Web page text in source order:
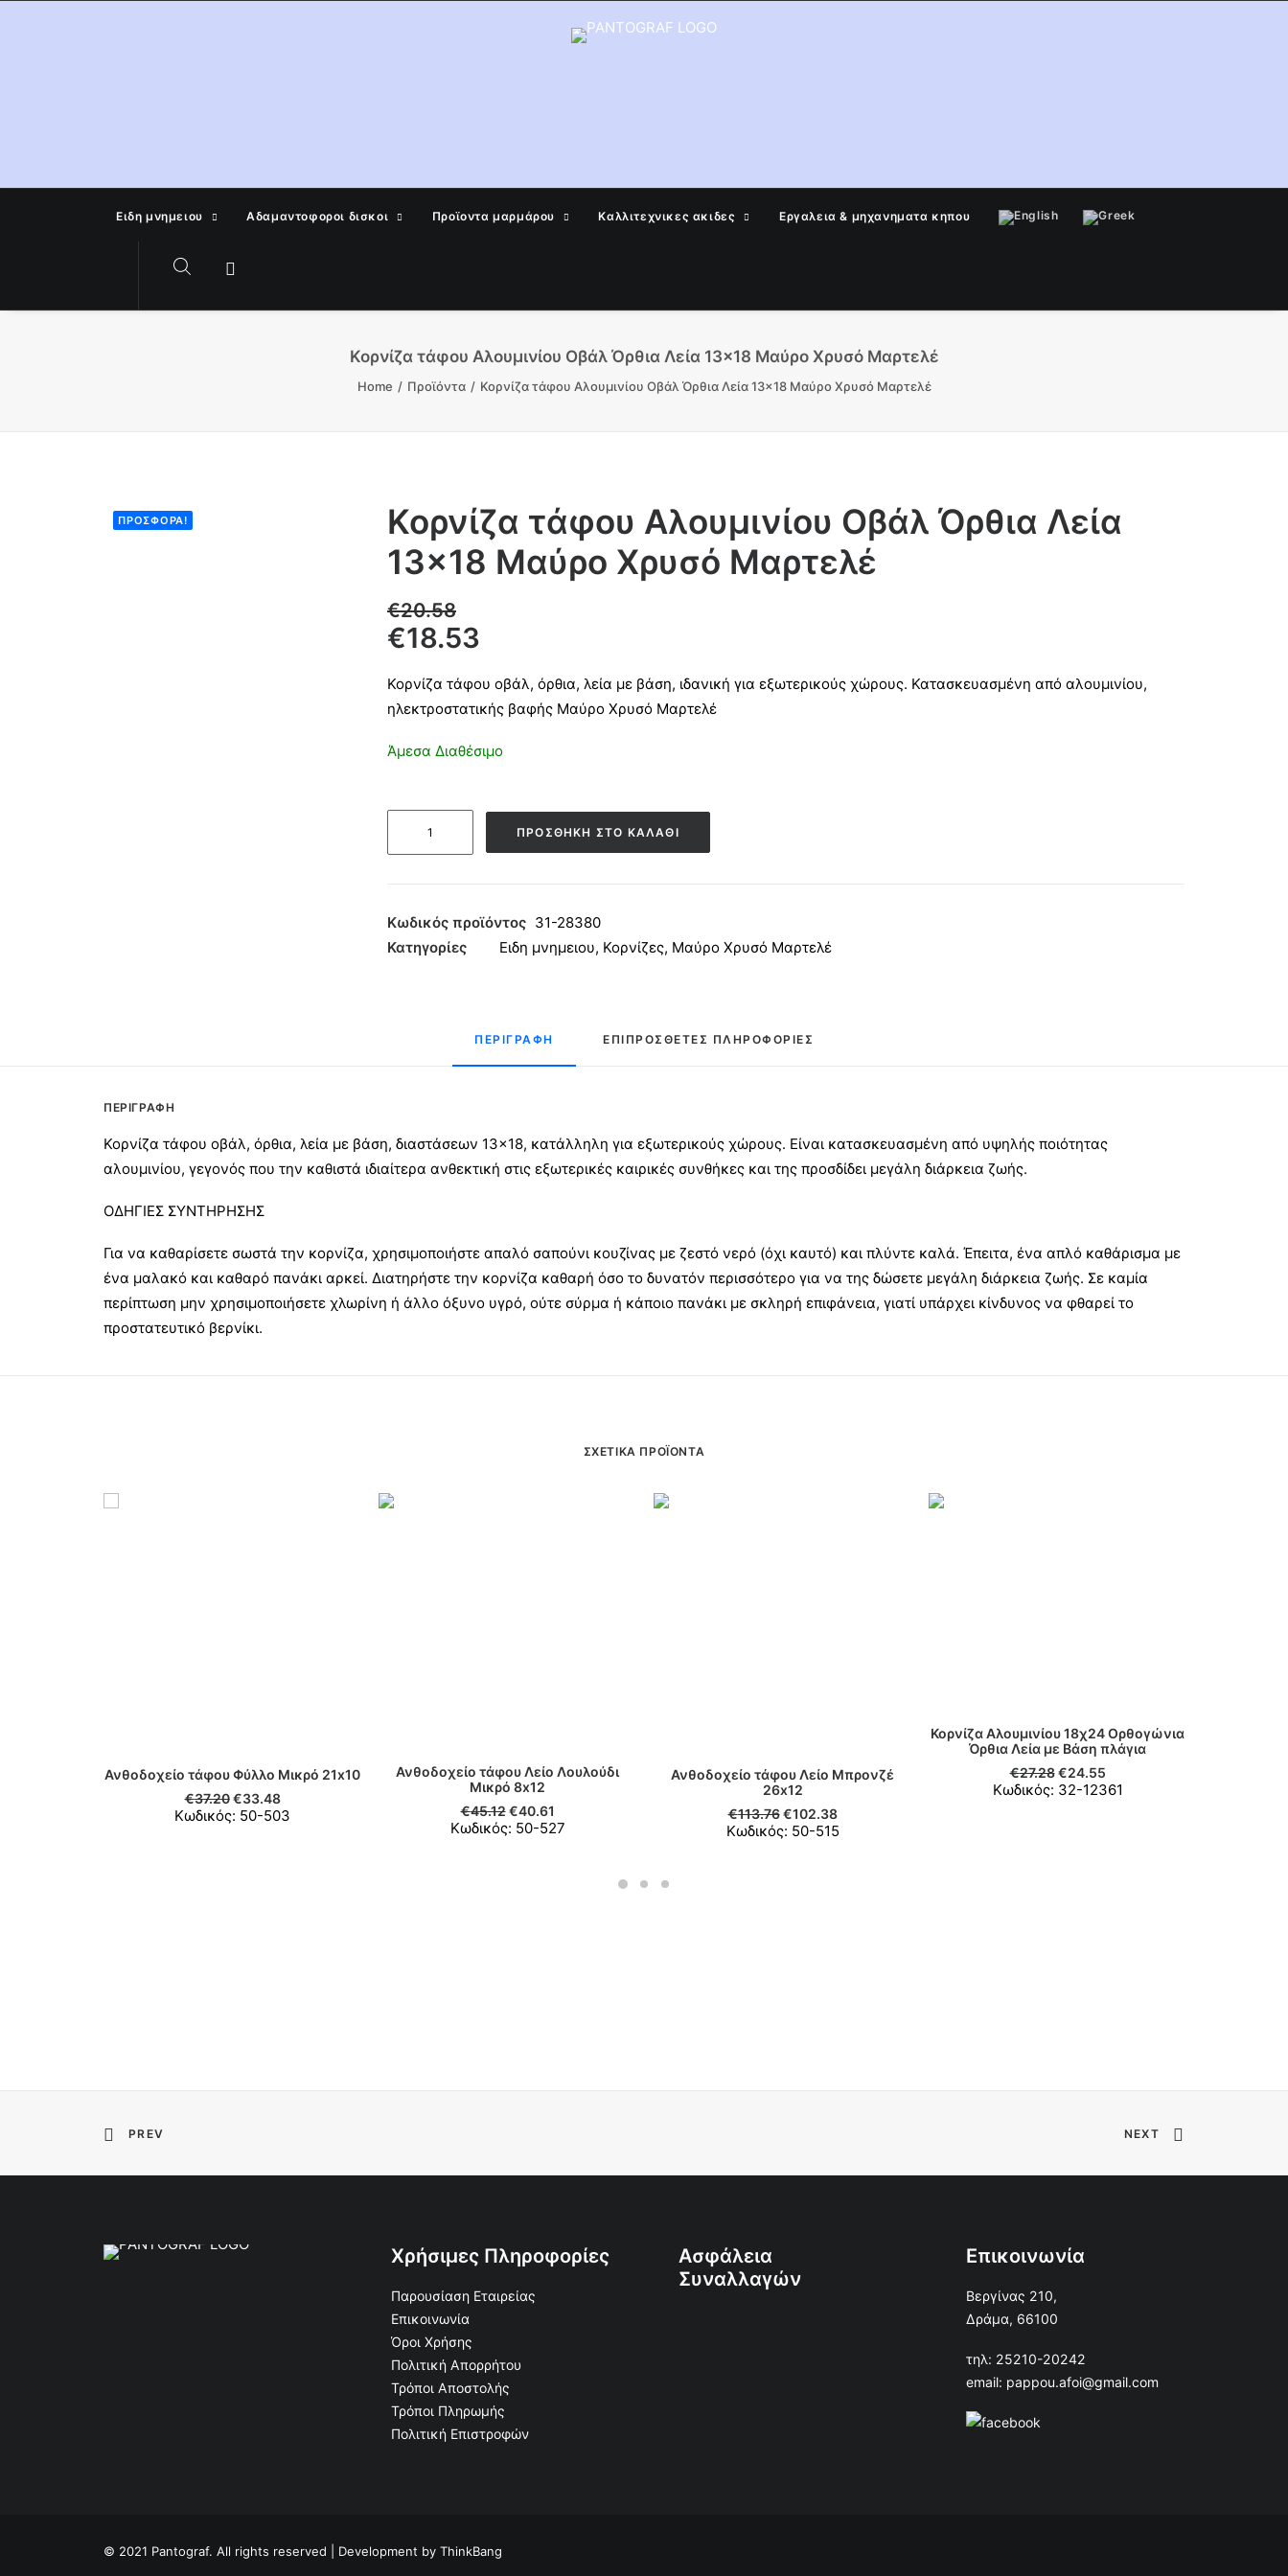
Ειδη μνημειου Αδαμαντοφοροι δισκοι Προϊοντα μαρμάρου Καλλιτεχνικες ακιδες Εργαλεια & μηχανηματα κηπου
Κορνίζα τάφου Αλουμινίου Οβάλ Όρθια Λεία 13×18 Μαύρο Χρυσό Μαρτελέ
Home Προϊόντα Κορνίζα τάφου Αλουμινίου Οβάλ Όρθια Λεία 13×18 Μαύρο Χρυσό Μαρτελέ
ΠΡΟΣΦΟΡΆ!
Κορνίζα τάφου Αλουμινίου Οβάλ Όρθια Λεία
13×18 Μαύρο Χρυσό Μαρτελέ
€20.58
€18.53
Κορνίζα τάφου οβάλ, όρθια, λεία με βάση, ιδανική για εξωτερικούς χώρους. Κατασκευασμένη από αλουμινίου,
ηλεκτροστατικής βαφής Μαύρο Χρυσό Μαρτελέ
Άμεσα Διαθέσιμο
Όρθια
Λεία
ΠΡΟΣΘΉΚΗ ΣΤΟ ΚΑΛΆΘΙ
Κωδικός προϊόντος 31-28380
Κατηγορίες
Ειδη μνημειου, Κορνίζες, Μαύρο Χρυσό Μαρτελέ
ΠΕΡΙΓΡΑΦΉ ΕΠΙΠΡΌΣΘΕΤΕΣ ΠΛΗΡΟΦΟΡΊΕΣ
ΠΕΡΙΓΡΑΦΉ
Κορνίζα τάφου οβάλ, όρθια, λεία με βάση, διαστάσεων 13×18, κατάλληλη για εξωτερικούς χώρους. Είναι κατασκευασμένη από υψηλής ποιότητας
αλουμινίου, γεγονός που την καθιστά ιδιαίτερα ανθεκτική στις εξωτερικές καιρικές συνθήκες και της προσδίδει μεγάλη διάρκεια ζωής.
ΟΔΗΓΙΕΣ ΣΥΝΤΗΡΗΣΗΣ
Για να καθαρίσετε σωστά την κορνίζα, χρησιμοποιήστε απαλό σαπούνι κουζίνας με ζεστό νερό (όχι καυτό) και πλύντε καλά. Έπειτα, ένα απλό καθάρισμα με
ένα μαλακό και καθαρό πανάκι αρκεί. Διατηρήστε την κορνίζα καθαρή όσο το δυνατόν περισσότερο για να της δώσετε μεγάλη διάρκεια ζωής. Σε καμία
περίπτωση μην χρησιμοποιήσετε χλωρίνη ή άλλο όξυνο υγρό, ούτε σύρμα ή κάποιο πανάκι με σκληρή επιφάνεια, γιατί υπάρχει κίνδυνος να φθαρεί το
προστατευτικό βερνίκι.
ΣΧΕΤΙΚΆ ΠΡΟΪΌΝΤΑ
Ανθοδοχείο τάφου Φύλλο Μικρό 21x10
€37.20 €33.48
Κωδικός: 50-503
ΠΡΟΣΘΉΚΗ ΣΤΟ ΚΑΛΆΘΙ
Ανθοδοχείο τάφου Λείο Λουλούδι
Μικρό 8x12
€45.12 €40.61
Κωδικός: 50-527
ΠΡΟΣΘΉΚΗ ΣΤΟ ΚΑΛΆΘΙ
Ανθοδοχείο τάφου Λείο Μπρονζέ
26x12
€113.76 €102.38
Κωδικός: 50-515
ΠΡΟΣΘΉΚΗ ΣΤΟ ΚΑΛΆΘΙ
Κορνίζα Αλουμινίου 18χ24 Ορθογώνια
Όρθια Λεία με Βάση πλάγια
€27.28 €24.55
Κωδικός: 32-12361
PREV NEXT
Χρήσιμες Πληροφορίες
Παρουσίαση Εταιρείας
Επικοινωνία
Όροι Χρήσης
Πολιτική Απορρήτου
Τρόποι Αποστολής
Τρόποι Πληρωμής
Πολιτική Επιστροφών
Ασφάλεια
Συναλλαγών
Επικοινωνία
Βεργίνας 210,
Δράμα, 66100
τηλ: 25210-20242
email: pappou.afoi@gmail.com
© 2021 Pantograf. All rights reserved | Development by ThinkBang